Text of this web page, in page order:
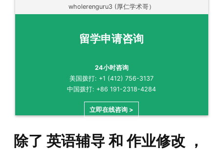
wholerenguru3 (厚仁学术哥）
留学申请咨询
24小时咨询
美国拨打: +1 (412) 756-3137
中国拨打: +86 191-2318-4284
立即在线咨询 >
除了 英语辅导 和 作业修改 ，